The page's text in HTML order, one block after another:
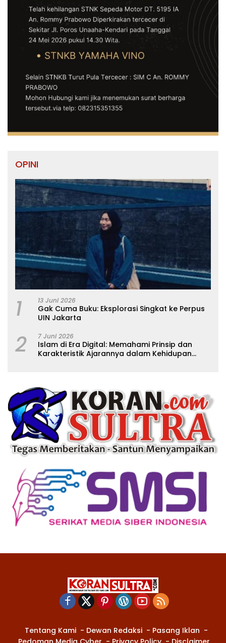
OPINI
1 13 Juni 2026
Gak Cuma Buku: Eksplorasi Singkat ke Perpus
UIN Jakarta
2 7 Juni 2026
Islam di Era Digital: Memahami Prinsip dan
Karakteristik Ajarannya dalam Kehidupan
Tentang Kami Dewan Redaksi
Pasang Iklan